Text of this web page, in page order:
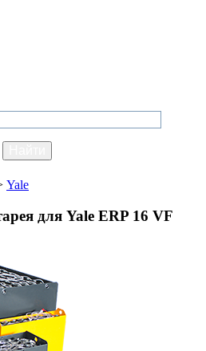
Yale
для Yale ERP 16 VF